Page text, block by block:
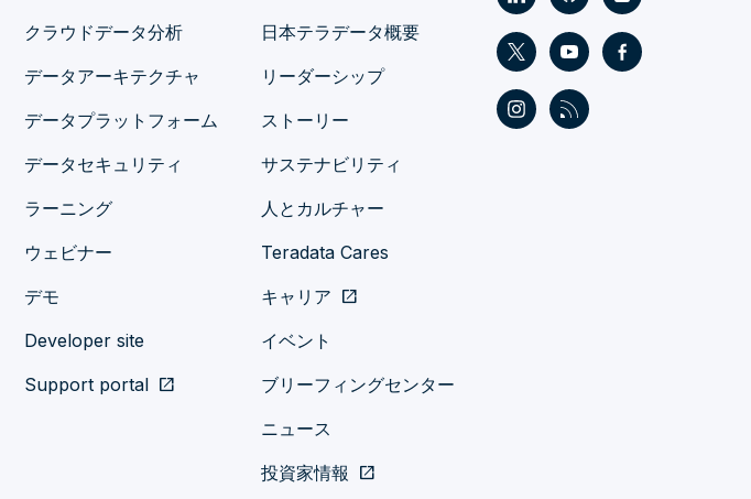
クラウドデータ分析
データアーキテクチャ
データプラットフォーム
データセキュリティ
ラーニング
ウェビナー
デモ
Developer site
Support portal open_in_new
日本テラデータ概要
リーダーシップ
ストーリー
サステナビリティ
人とカルチャー
Teradata Cares
キャリア open_in_new
イベント
ブリーフィングセンター
ニュース
投資家情報 open_in_new